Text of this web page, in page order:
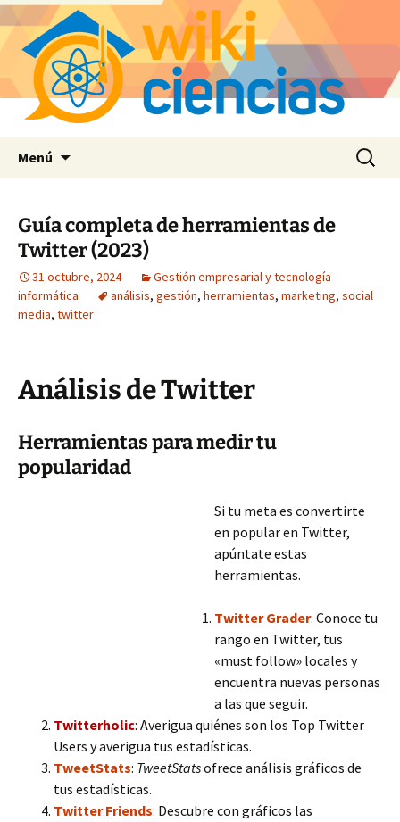
Menú Buscar:
Guía completa de herramientas de
Twitter (2023)
31 octubre, 2024
Gestión empresarial y tecnología
informática
análisis, gestión, herramientas, marketing, social
media, twitter
Análisis de Twitter
Herramientas para medir tu
popularidad
Si tu meta es convertirte
en popular en Twitter,
apúntate estas
herramientas.
Twitter Grader: Conoce tu
rango en Twitter, tus
«must follow» locales y
encuentra nuevas personas
a las que seguir.
Twitterholic: Averigua quiénes son los Top Twitter
Users y averigua tus estadísticas.
TweetStats: TweetStatsofrece análisis gráficos de
tus estadísticas.
Twitter Friends: Descubre con gráficos las